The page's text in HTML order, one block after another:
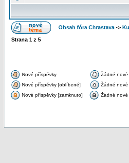
Obsah fóra Chrastava ->
Strana 1 z 5
Nové příspěvky Žádné nové
Nové příspěvky [oblíbené]
Žádné
Nové příspěvky [zamknuto]
Žádné nové